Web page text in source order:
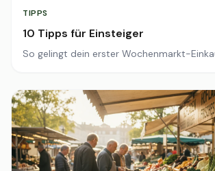
TIPPS
10 Tipps für Einsteiger
So gelingt dein erster Wochenmarkt-